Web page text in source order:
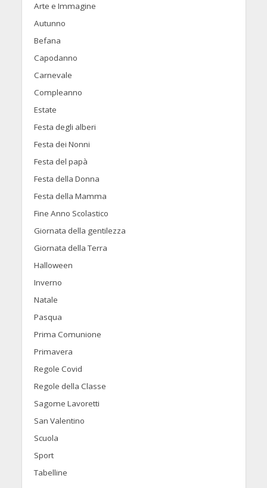
Arte e Immagine
Autunno
Befana
Capodanno
Carnevale
Compleanno
Estate
Festa degli alberi
Festa dei Nonni
Festa del papà
Festa della Donna
Festa della Mamma
Fine Anno Scolastico
Giornata della gentilezza
Giornata della Terra
Halloween
Inverno
Natale
Pasqua
Prima Comunione
Primavera
Regole Covid
Regole della Classe
Sagome Lavoretti
San Valentino
Scuola
Sport
Tabelline